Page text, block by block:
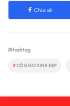
Chia sẻ
#Hashtag
#CÔ GIÁO XINH ĐẸP